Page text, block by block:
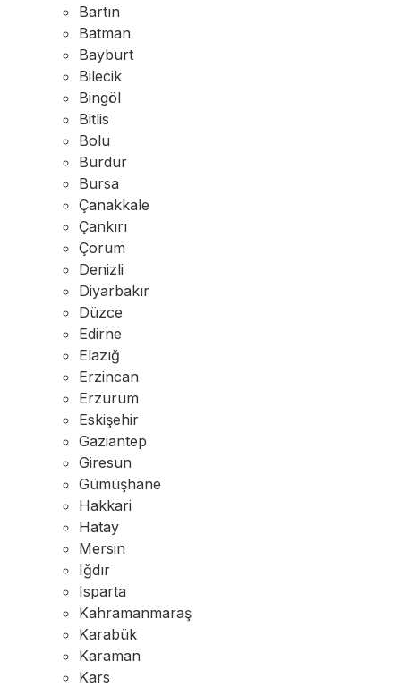
Bartın
Batman
Bayburt
Bilecik
Bingöl
Bitlis
Bolu
Burdur
Bursa
Çanakkale
Çankırı
Çorum
Denizli
Diyarbakır
Düzce
Edirne
Elazığ
Erzincan
Erzurum
Eskişehir
Gaziantep
Giresun
Gümüşhane
Hakkari
Hatay
Mersin
Iğdır
Isparta
Kahramanmaraş
Karabük
Karaman
Kars